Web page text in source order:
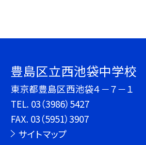
豊島区立西池袋中学校
東京都豊島区西池袋４－７－１
TEL. 03（3986）5427
FAX. 03（5951）3907
サイトマップ